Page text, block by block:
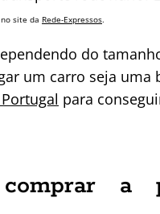
site da Rede-Expressos.
do
um carro seja uma
para
a